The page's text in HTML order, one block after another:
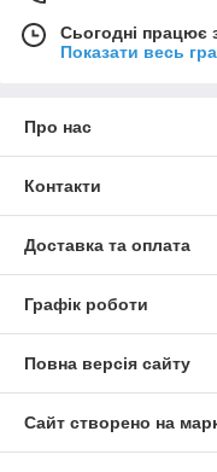
Сьогодні працює
Показати весь
Про нас
Контакти
Доставка та оплата
Графік роботи
Повна версія сайту
Сайт створено на